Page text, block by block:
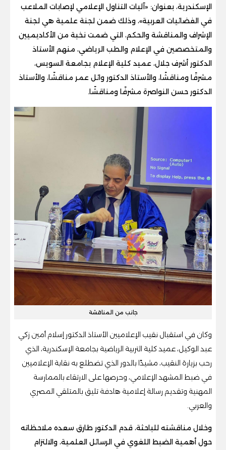
الإسكندرية، بعنوان: «آليات التناول الإعلامي لإصابات الملاعب
في الفضائيات العربية»، وذلك ضمن لجنة علمية هي لجنة
الإشراف والمناقشة والحكم، التي ضمت نخبة من الأكاديميين
والمتخصصين في الإعلام والطب الرياضي، منهم الأستاذ
الدكتور أشرف جلال، عميد كلية الإعلام بجامعة السويس،
مشرفًا ومناقشًا، والأستاذ الدكتور وائل عمر مناقشًا، والأستاذ
الدكتور حسن النواصرة مشرفًا ومناقشًا.
جانب من المناقشة
وكان في استقبال نقيب الإعلاميين الأستاذ الدكتور إسلام أمين زكي
عبد الوكيل، عميد كلية التربية الرياضية بجامعة الإسكندرية، الذي
رحب بزيارة النقيب، مشيدًا بالدور الذي تضطلع به نقابة الإعلاميين
في ضبط المشهد الإعلامي، وحرصها على الارتقاء بالممارسة
المهنية وتقديم رسالة إعلامية هادفة تليق بالمتلقي المصري
والعربي.
وخلال مناقشته للباحثة، قدم الدكتور طارق سعده ملاحظاته
حول أهمية الضبط اللغوي في الرسائل العلمية، والالتزام